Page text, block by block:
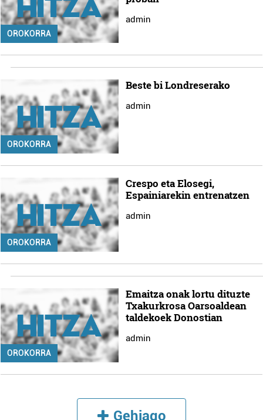
OROKORRA
admin
OROKORRA
Beste bi Londreserako
admin
OROKORRA
Crespo eta Elosegi,
Espainiarekin entrenatzen
admin
OROKORRA
Emaitza onak lortu dituzte
Txakurkrosa Oarsoaldean
taldekoek Donostian
admin
Gehiago